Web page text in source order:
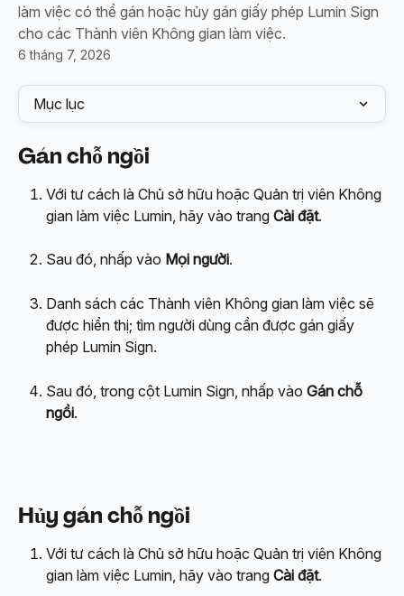
làm việc có thể gán hoặc hủy gán giấy phép Lumin Sign
cho các Thành viên Không gian làm việc.
6 tháng 7, 2026
Mục lục
Gán chỗ ngồi
Với tư cách là Chủ sở hữu hoặc Quản trị viên Không
gian làm việc Lumin, hãy vào trang Cài đặt.
Sau đó, nhấp vào Mọi người.
Danh sách các Thành viên Không gian làm việc sẽ
được hiển thị; tìm người dùng cần được gán giấy
phép Lumin Sign.
Sau đó, trong cột Lumin Sign, nhấp vào Gán chỗ
ngồi.
Hủy gán chỗ ngồi
Với tư cách là Chủ sở hữu hoặc Quản trị viên Không
gian làm việc Lumin, hãy vào trang Cài đặt.